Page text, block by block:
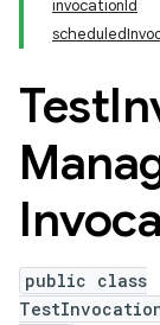
invocationId
Test
public class